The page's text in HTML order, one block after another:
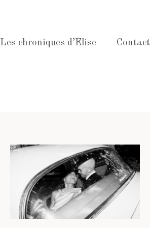
Les chroniques d’Elise Contact